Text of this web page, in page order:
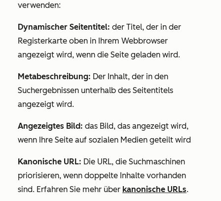
verwenden:
Dynamischer Seitentitel: der Titel, der in der
Registerkarte oben in Ihrem Webbrowser
angezeigt wird, wenn die Seite geladen wird.
Metabeschreibung: Der Inhalt, der in den
Suchergebnissen unterhalb des Seitentitels
angezeigt wird.
Angezeigtes Bild: das Bild, das angezeigt wird,
wenn Ihre Seite auf sozialen Medien geteilt wird
Kanonische URL: Die URL, die Suchmaschinen
priorisieren, wenn doppelte Inhalte vorhanden
sind. Erfahren Sie mehr über kanonische URLs.